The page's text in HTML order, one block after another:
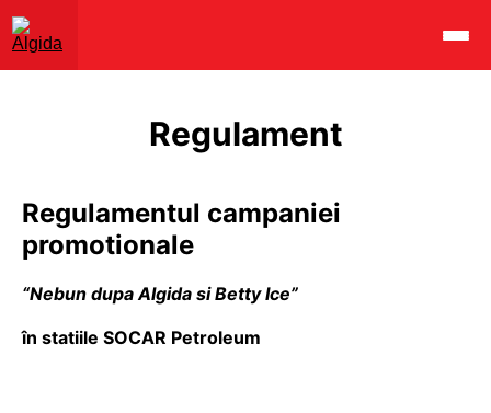
Regulament
Regulamentul campaniei
promotionale
“Nebun dupa Algida si Betty Ice”
în statiile SOCAR Petroleum